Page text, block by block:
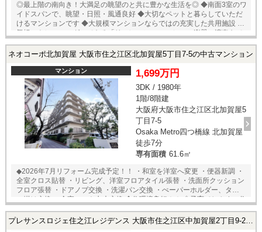
◎最上階の南向き！大満足の眺望のと共に豊かな生活を◎ ◆南面3室のワ
イドスパンで、眺望・日照・風通良好 ◆大切なペットと暮らしていただ
けるマンションです ◆大規模マンションならではの充実した共用施設 ・
気軽にトレーニングのできる「リフレッシュルーム」 ・楽器の演奏もで
ーム」 ・お子様がおもいっきり遊ぶことのできる「キッズパーク」
ネオコーポ北加賀屋 大阪市住之江区北加賀屋5丁目7-5の中古マンション
マンション 1,699万円
3DK / 1980年
1階/8階建
大阪府大阪市住之江区北加賀屋5
丁目7-5
Osaka Metro四つ橋線 北加賀屋
徒歩7分
専有面積 61.6㎡
◆2026年7月リフォーム完成予定！！ ・和室を洋室へ変更 ・便器新調 ・
全室クロス貼替 ・リビング、洋室フロアタイル張替 ・洗面所クッション
フロア張替 ・ドアノブ交換 ・洗濯パン交換 ・ぺーパーホルダー、タオ
ル掛け交換 ・全室ソフト巾木交換 ◆住環境良好！！ ◇子育てしやすい住
◇自然の近い住環境 ・北加賀屋公園まで徒歩約4分 ◇落ち着いた住環境
プレサンスロジェ住之江レジデンス 大阪市住之江区中加賀屋2丁目9-23の中古マンション